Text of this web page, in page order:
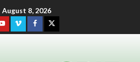
August 8, 2026